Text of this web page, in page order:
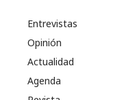
Entrevistas
Opinión
Actualidad
Agenda